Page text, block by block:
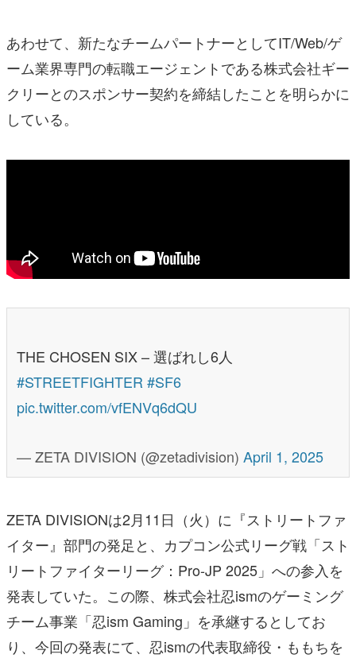
あわせて、新たなチームパートナーとしてIT/Web/ゲ
ーム業界専門の転職エージェントである株式会社ギー
クリーとのスポンサー契約を締結したことを明らかに
している。
THE CHOSEN SIX – 選ばれし6人
#STREETFIGHTER #SF6
pic.twitter.com/vfENVq6dQU
— ZETA DIVISION (@zetadivision) April 1, 2025
ZETA DIVISIONは2月11日（火）に『ストリートファ
イター』部門の発足と、カプコン公式リーグ戦「スト
リートファイターリーグ：Pro-JP 2025」への参入を
発表していた。この際、株式会社忍ismのゲーミング
チーム事業「忍ism Gaming」を承継するとしてお
り、今回の発表にて、忍ismの代表取締役・ももちを